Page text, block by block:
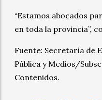
“Estamos abocados
en toda la provincia”,
Fuente: Secretaría de
Pública y Medios/
Contenidos.